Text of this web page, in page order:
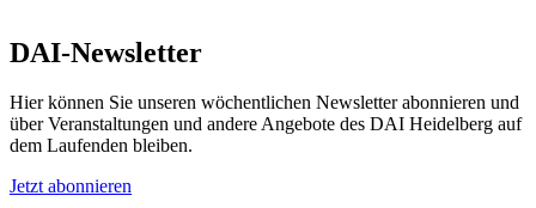
DAI-Newsletter
Hier können Sie unseren wöchentlichen Newsletter abonnieren und
über Veranstaltungen und andere Angebote des DAI Heidelberg auf
dem Laufenden bleiben.
Jetzt abonnieren